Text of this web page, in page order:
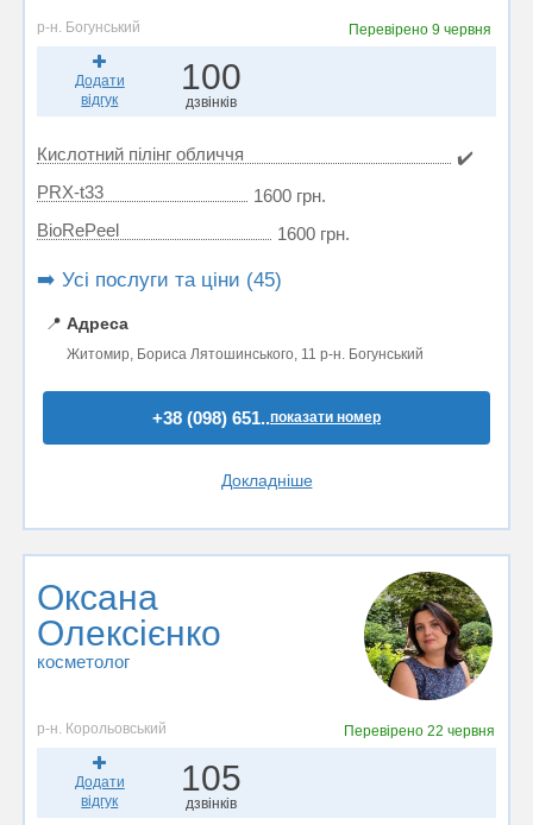
р-н. Богунський Перевірено 9 червня
Додати
відгук
100
дзвінків
Кислотний пілінг обличчя
✔️
PRX-t33
1600 грн.
BioRePeel
1600 грн.
➡️ Усі послуги та ціни (45)
📍 Адреса
Житомир, Бориса Лятошинського, 11 р-н. Богунський
+38 (098) 651..показати номер
Докладніше
Оксана
Олексієнко
косметолог
р-н. Корольовський Перевірено22 червня
Додати
відгук
105
дзвінків